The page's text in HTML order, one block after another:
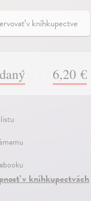
v kníhkupectve
6,20 €
v kníhkupectvách